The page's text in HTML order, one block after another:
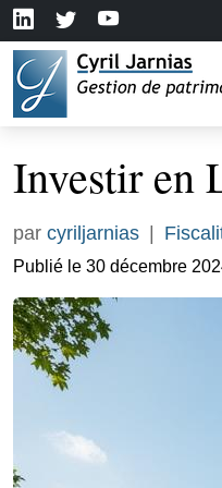
Investir en
par cyriljarnias
Publié le 30 décembre